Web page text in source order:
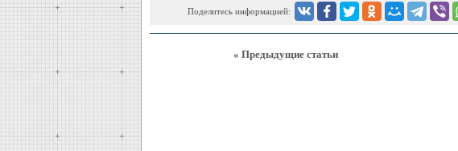
Поделитесь информацией:
« Предыдущие статьи